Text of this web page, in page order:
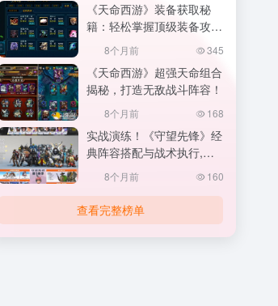
《天命西游》装备获取秘
籍：轻松掌握顶级装备攻
略！8个月前 345
《天命西游》超强天命组合
揭秘，打造无敌战斗阵容！
8个月前 168
实战演练！《守望先锋》经
典阵容搭配与战术执行,守
望先锋怎么打排位
8个月前 160
查看完整榜单